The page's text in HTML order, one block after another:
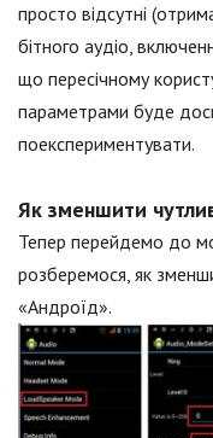
просто відсутні
бітного аудіо,
що пересічному
параметрами буде
поекспериментувати.
Як зменшити
Тепер перейдемо до
розберемося, як
«Андроїд».